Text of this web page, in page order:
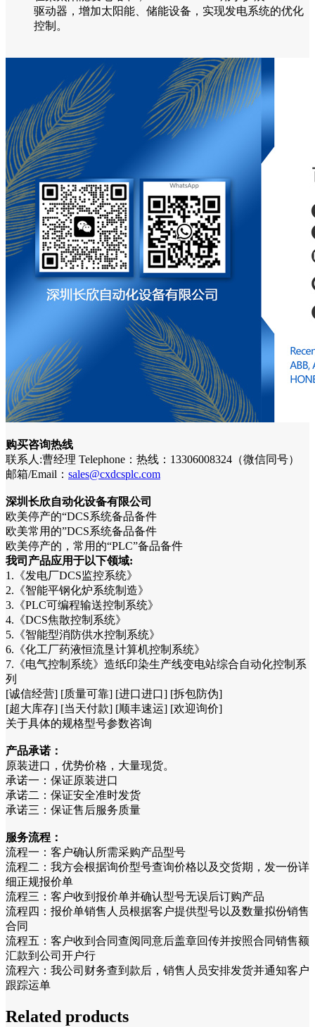
驱动器，增加太阳能、储能设备，实现发电系统的优化
控制。
购买咨询热线
联系人:曹经理 Telephone：热线：13306008324（微信同号）
邮箱/Email： sales@cxdcsplc.com
深圳长欣自动化设备有限公司
欧美停产的“DCS系统备品备件
欧美常用的”DCS系统备品备件
欧美停产的，常用的“PLC”备品备件
我司产品应用于以下领域:
1.《发电厂DCS监控系统》
2.《智能平钢化炉系统制造》
3.《PLC可编程输送控制系统》
4.《DCS焦散控制系统》
5.《智能型消防供水控制系统》
6.《化工厂药液恒流垦计算机控制系统》
7.《电气控制系统》造纸印染生产线变电站综合自动化控制系
列
[诚信经营] [质量可靠] [进口进口] [拆包防伪]
[超大库存] [当天付款] [顺丰速运] [欢迎询价]
关于具体的规格型号参数咨询
产品承诺：
原装进口，优势价格，大量现货。
承诺一：保证原装进口
承诺二：保证安全准时发货
承诺三：保证售后服务质量
服务流程：
流程一：客户确认所需采购产品型号
流程二：我方会根据询价型号查询价格以及交货期，发一份详
细正规报价单
流程三：客户收到报价单并确认型号无误后订购产品
流程四：报价单销售人员根据客户提供型号以及数量拟份销售
合同
流程五：客户收到合同查阅同意后盖章回传并按照合同销售额
汇款到公司开户行
流程六：我公司财务查到款后，销售人员安排发货并通知客户
跟踪运单
Related products